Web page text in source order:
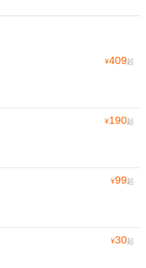
¥409起
¥190起
¥99起
¥30起